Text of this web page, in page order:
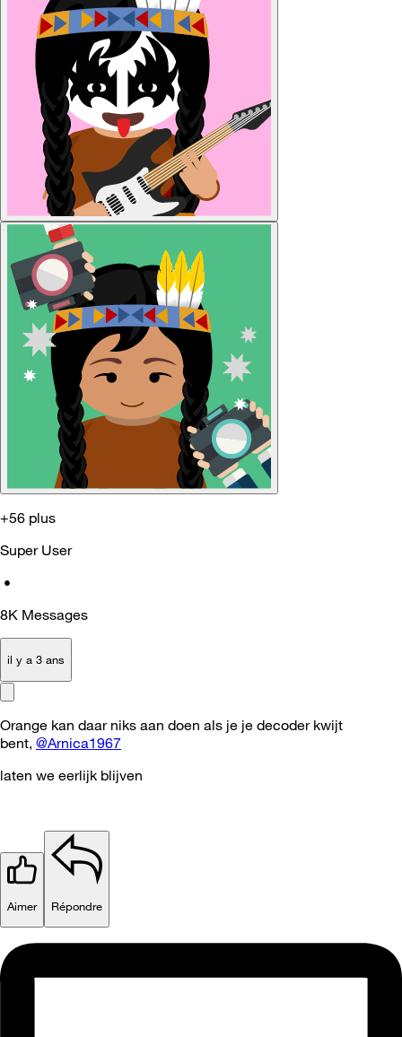
+56 plus
Super User
•
8K Messages
il y a 3 ans
Orange kan daar niks aan doen als je je decoder kwijt
bent, @Arnica1967
laten we eerlijk blijven
Aimer Répondre